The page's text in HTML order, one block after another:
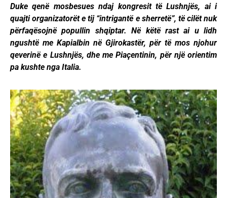
Duke qenë mosbesues ndaj kongresit të Lushnjës, ai i
quajti organizatorët e tij “intrigantë e sherretë”, të cilët nuk
përfaqësojnë popullin shqiptar. Në këtë rast ai u lidh
ngushtë me Kapialbin në Gjirokastër, për të mos njohur
qeverinë e Lushnjës, dhe me Piaçentinin, për një orientim
pa kushte nga Italia.